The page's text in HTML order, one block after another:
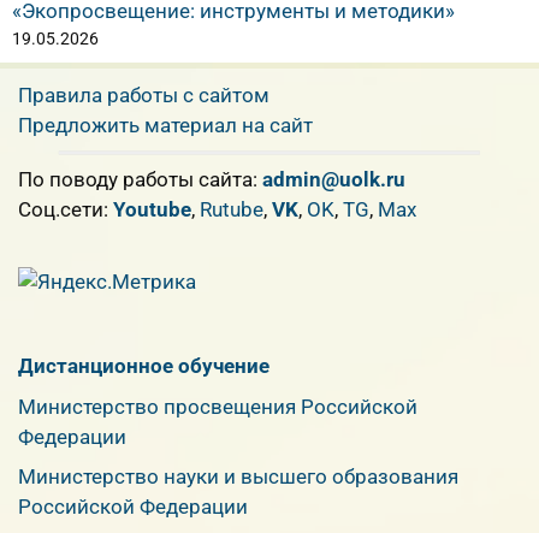
«Экопросвещение: инструменты и методики»
19.05.2026
Правила работы с сайтом
Предложить материал на сайт
По поводу работы сайта: admin@uolk.ru
Cоц.сети: Youtube, Rutube, VK, OK, TG, Max
Дистанционное обучение
Министерство просвещения Российской
Федерации
Министерство науки и высшего образования
Российской Федерации